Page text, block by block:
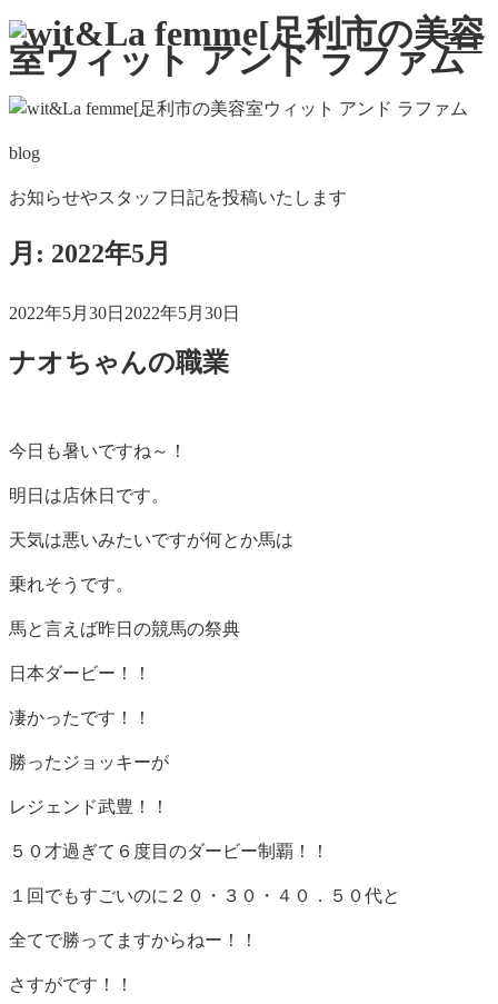
blog
お知らせやスタッフ日記を投稿いたします
月: 2022年5月
投
日:
2022年5月30日 2022年5月30日
ナオちゃんの職業
今日も暑いですね～！
明日は店休日です。
天気は悪いみたいですが何とか馬は
乗れそうです。
馬と言えば昨日の競馬の祭典
日本ダービー！！
凄かったです！！
勝ったジョッキーが
レジェンド武豊！！
５０才過ぎて６度目のダービー制覇！！
１回でもすごいのに２０・３０・４０．５０代と
全てで勝ってますからねー！！
さすがです！！